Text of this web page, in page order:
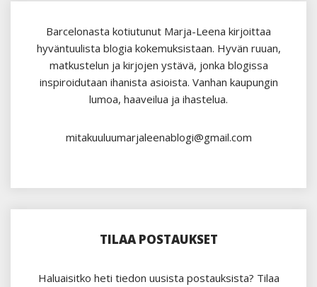
Barcelonasta kotiutunut Marja-Leena kirjoittaa
hyväntuulista blogia kokemuksistaan. Hyvän ruuan,
matkustelun ja kirjojen ystävä, jonka blogissa
inspiroidutaan ihanista asioista. Vanhan kaupungin
lumoa, haaveilua ja ihastelua.
mitakuuluumarjaleenablogi@gmail.com
TILAA POSTAUKSET
Haluaisitko heti tiedon uusista postauksista? Tilaa